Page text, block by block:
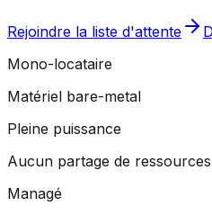
Rejoindre la liste d'attente
Mono-locataire
Matériel bare-metal
Pleine puissance
Aucun partage de ressources
Managé